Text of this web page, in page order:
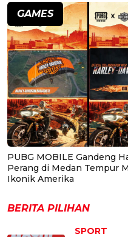
GAMES
PUBG MOBILE Gandeng
Perang di Medan Tempur
Ikonik Amerika
BERITA PILIHAN
SPORT